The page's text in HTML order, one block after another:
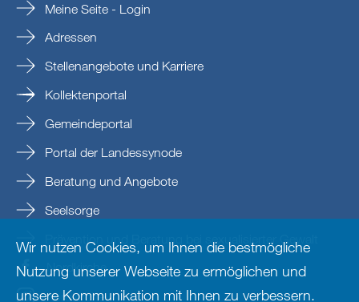
Meine Seite - Login
Adressen
Stellenangebote und Karriere
Kollektenportal
Gemeindeportal
Portal der Landessynode
Beratung und Angebote
Seelsorge
Nordkirche
nordkirche
Wir nutzen Cookies, um Ihnen die bestmögliche
Nutzung unserer Webseite zu ermöglichen und
unsere Kommunikation mit Ihnen zu verbessern.